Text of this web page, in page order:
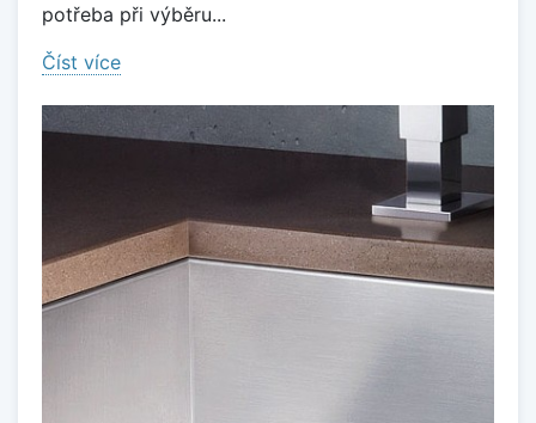
potřeba při výběru...
Číst více